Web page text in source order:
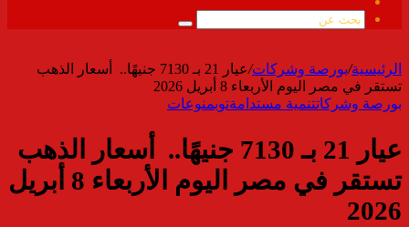
الموقع
بحث
الرئيسية/بورصة وشركات/
عيار 21 بـ 7130 جنيهًا.. أسعار الذهب
تستقر في مصر اليوم الأربعاء 8 أبريل 2026
بورصة وشركاتتنمية مستدامةتوبمنوعات
عيار 21 بـ 7130 جنيهًا.. أسعار الذهب
تستقر في مصر اليوم الأربعاء 8 أبريل
2026